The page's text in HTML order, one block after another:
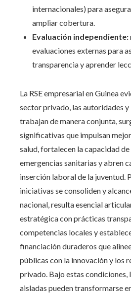
internacionales) para
ampliar cobertura.
Evaluación independiente:
evaluaciones externas para
transparencia y aprender
La RSE empresarial en Guinea
sector privado, las autoridades y
trabajan de manera conjunta,
significativas que impulsan
salud, fortalecen la capacidad
emergencias sanitarias y abren
inserción laboral de la juventud.
iniciativas se consoliden y
nacional, resulta esencial
estratégica con prácticas
competencias locales y
financiación duraderos que
públicas con la innovación y los
privado. Bajo estas condiciones,
aisladas pueden transformarse